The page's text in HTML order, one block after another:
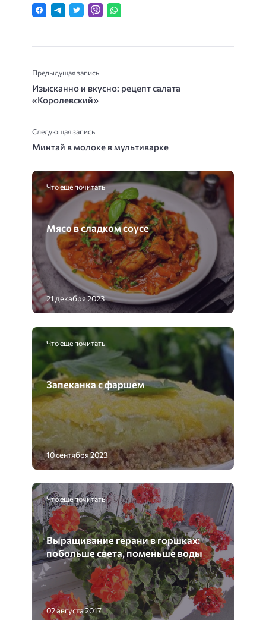
Предыдущая запись
Изысканно и вкусно: рецепт салата
«Королевский»
Следующая запись
Минтай в молоке в мультиварке
Что еще почитать
Мясо в сладком соусе
21 декабря 2023
Что еще почитать
Запеканка с фаршем
10 сентября 2023
Что еще почитать
Выращивание герани в горшках:
побольше света, поменьше воды
02 августа 2017